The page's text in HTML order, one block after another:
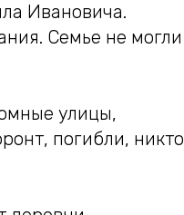
Ивановича.
Семье не могли
улицы,
погибли, никто